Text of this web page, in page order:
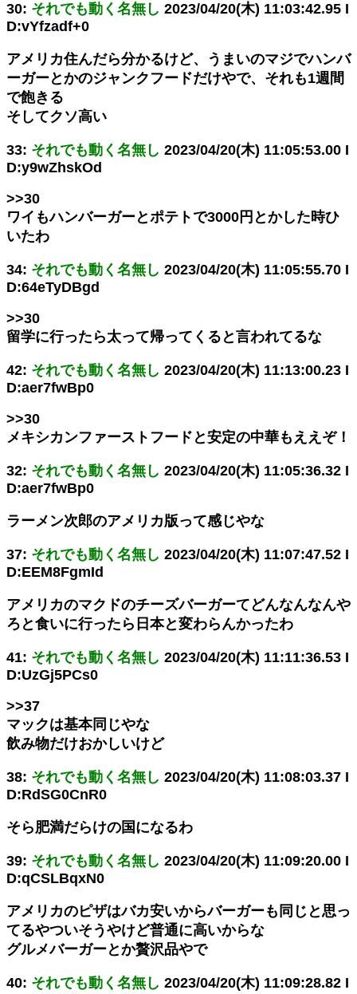
30: それでも動く名無し 2023/04/20(木) 11:03:42.95 I
D:vYfzadf+0
アメリカ住んだら分かるけど、うまいのマジでハンバ
ーガーとかのジャンクフードだけやで、それも1週間
で飽きる
そしてクソ高い
33: それでも動く名無し 2023/04/20(木) 11:05:53.00 I
D:y9wZhskOd
>>30
ワイもハンバーガーとポテトで3000円とかした時ひ
いたわ
34: それでも動く名無し 2023/04/20(木) 11:05:55.70 I
D:64eTyDBgd
>>30
留学に行ったら太って帰ってくると言われてるな
42: それでも動く名無し 2023/04/20(木) 11:13:00.23 I
D:aer7fwBp0
>>30
メキシカンファーストフードと安定の中華もええぞ！
32: それでも動く名無し 2023/04/20(木) 11:05:36.32 I
D:aer7fwBp0
ラーメン次郎のアメリカ版って感じやな
37: それでも動く名無し 2023/04/20(木) 11:07:47.52 I
D:EEM8FgmId
アメリカのマクドのチーズバーガーてどんなんなんや
ろと食いに行ったら日本と変わらんかったわ
41: それでも動く名無し 2023/04/20(木) 11:11:36.53 I
D:UzGj5PCs0
>>37
マックは基本同じやな
飲み物だけおかしいけど
38: それでも動く名無し 2023/04/20(木) 11:08:03.37 I
D:RdSG0CnR0
そら肥満だらけの国になるわ
39: それでも動く名無し 2023/04/20(木) 11:09:20.00 I
D:qCSLBqxN0
アメリカのピザはバカ安いからバーガーも同じと思っ
てるやついそうやけど普通に高いからな
グルメバーガーとか贅沢品やで
40: それでも動く名無し 2023/04/20(木) 11:09:28.82 I